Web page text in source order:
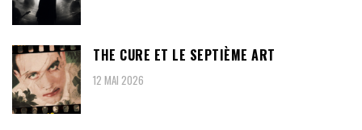
THE CURE ET LE SEPTIÈME ART
12 MAI 2026